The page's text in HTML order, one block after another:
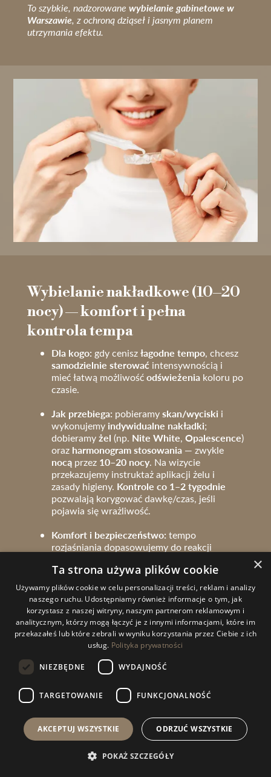
To szybkie, nadzorowane wybielanie gabinetowe w
Warszawie, z ochroną dziąseł i jasnym planem
utrzymania efektu.
Wybielanie nakładkowe (10–20
nocy) — komfort i pełna
kontrola tempa
Dla kogo: gdy ceniszłagodne tempo, chcesz
samodzielnie sterowaćintensywnością i
mieć łatwą możliwośćodświeżeniakoloru po
czasie.
Jak przebiega: pobieramyskan/wyciski i
wykonujemy indywidualne nakładki;
dobieramyżel (np. Nite White, Opalescence)
oraz harmonogram stosowania— zwykle
nocąprzez 10–20 nocy. Na wizycie
przekazujemy instruktaż aplikacji żelu i
zasady higieny. Kontrole co 1–2 tygodnie
pozwalają korygować dawkę/czas, jeśli
pojawia się wrażliwość.
Komfort i bezpieczeństwo: tempo
rozjaśniania dopasowujemy do reakcji
żele łagodzące lubzmianę stężenia.
Plusy:bardzorównomierny kolor,niższe
ryzyko wrażliwości, proste „boostery” po
miesiącach.
Możliwe ograniczenia:to metoda
jutro”.
Cena:od 1500 zł.
To szybkie, nadzorowanewybielanie gabinetowe w
Warszawie, z ochroną dziąseł i jasnym planem
utrzymania efektu.
×
Ta strona używa plików cookie
Używamy plików cookie w celu personalizacji treści, reklam i analizy
naszego ruchu. Udostępniamy również informacje o tym, jak
korzystasz z naszej witryny, naszym partnerom reklamowym i
analitycznym, którzy mogą łączyć je z innymi informacjami, które im
przekazałeś lub które zebrali w wyniku korzystania przez Ciebie z ich
usług. Polityka prywatności
NIEZBĘDNE WYDAJNOŚĆ
TARGETOWANIE FUNKCJONALNOŚĆ
AKCEPTUJ WSZYSTKIE ODRZUĆ WSZYSTKIE
POKAŻ SZCZEGÓŁY